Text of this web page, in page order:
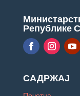
Републике
САДРЖАЈ